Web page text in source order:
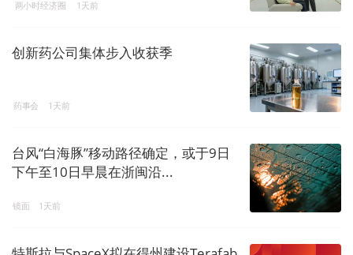
两小时经济圈 1天前
创新药公司集体步入收获季
药事会 1天前
台风“白海豚”移动路径确定，或于9日
下午至10日早晨在浙闽沿...
镜面 1天前